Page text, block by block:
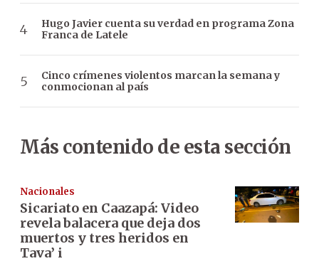
Hugo Javier cuenta su verdad en programa Zona
Franca de Latele
Cinco crímenes violentos marcan la semana y
conmocionan al país
Más contenido de esta sección
Nacionales
Sicariato en Caazapá: Video
revela balacera que deja dos
muertos y tres heridos en
Tava’ i